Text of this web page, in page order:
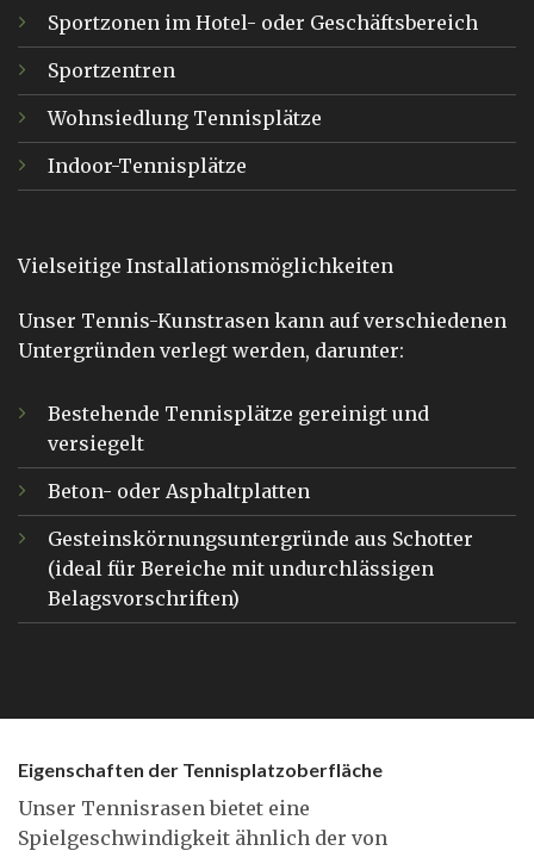
Sportzonen im Hotel- oder Geschäftsbereich
Sportzentren
Wohnsiedlung Tennisplätze
Indoor-Tennisplätze
Vielseitige Installationsmöglichkeiten
Unser Tennis-Kunstrasen kann auf verschiedenen
Untergründen verlegt werden, darunter:
Bestehende Tennisplätze gereinigt und
versiegelt
Beton- oder Asphaltplatten
Gesteinskörnungsuntergründe aus Schotter
(ideal für Bereiche mit undurchlässigen
Belagsvorschriften)
Eigenschaften der Tennisplatzoberfläche
Unser Tennisrasen bietet eine
Spielgeschwindigkeit ähnlich der von